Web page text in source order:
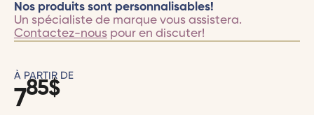
Nos produits sont personnalisables!
Un spécialiste de marque vous assistera.
Contactez-nouspour en discuter!
À PARTIR DE
785$